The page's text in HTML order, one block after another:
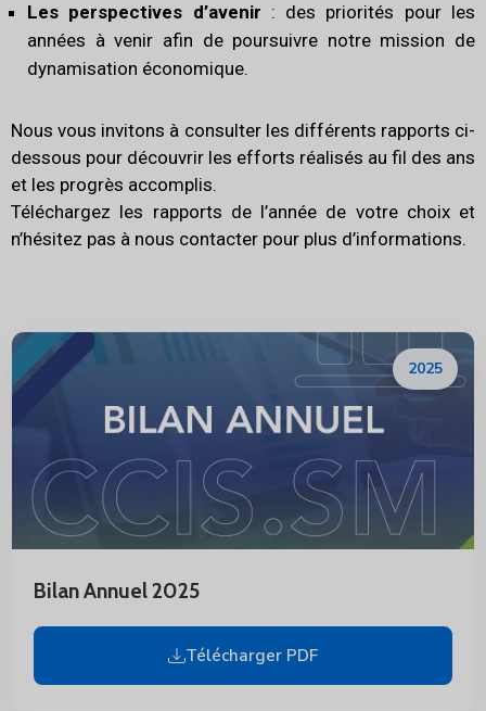
Les perspectives d’avenir : des priorités pour les
années à venir afin de poursuivre notre mission de
dynamisation économique.
Nous vous invitons à consulter les différents rapports ci-
dessous pour découvrir les efforts réalisés au fil des ans
et les progrès accomplis.
Téléchargez les rapports de l’année de votre choix et
n’hésitez pas à nous contacter pour plus d’informations.
2025
Bilan Annuel 2025
Télécharger PDF